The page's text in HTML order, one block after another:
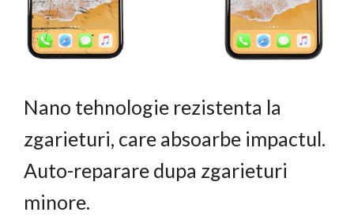
Nano tehnologie rezistenta la
zgarieturi, care absoarbe impactul.
Auto-reparare dupa zgarieturi
minore.